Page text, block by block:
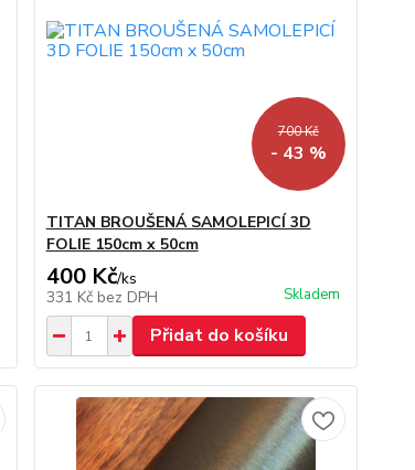
700 Kč
- 43 %
TITAN BROUŠENÁ SAMOLEPICÍ 3D
FOLIE 150cm x 50cm
400 Kč/ks
331 Kč bez DPH Skladem
Přidat do košíku